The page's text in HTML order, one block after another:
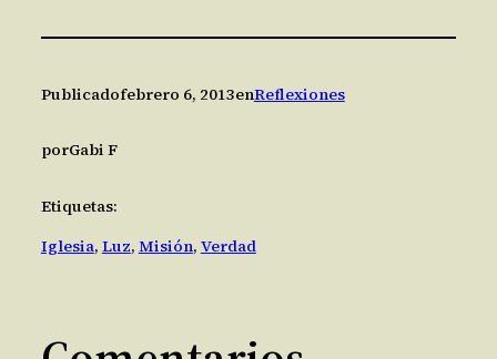
Publicadofebrero 6, 2013enReflexiones
porGabi F
Etiquetas:
Iglesia, Luz, Misión, Verdad